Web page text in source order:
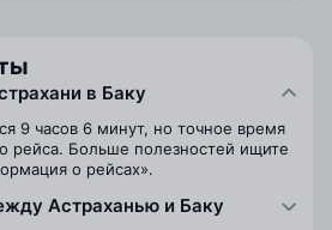
в Баку
9 часов 6 минут, но точное время
рейса. Больше полезностей ищите
о рейсах».
Астраханью и Баку